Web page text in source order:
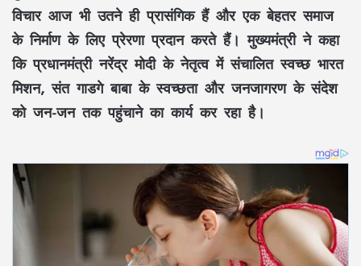
विचार आज भी उतने ही प्रासंगिक हैं और एक बेहतर समाज
के निर्माण के लिए प्रेरणा प्रदान करते हैं। मुख्यमंत्री ने कहा
कि प्रधानमंत्रीनरेंद्र मोदीके नेतृत्व में संचालितस्वच्छ भारत
मिशन, संत गाडगे बाबा केस्वच्छताऔरजनजागरणके संदेश
को जन-जन तक पहुंचाने का कार्य कर रहा है।